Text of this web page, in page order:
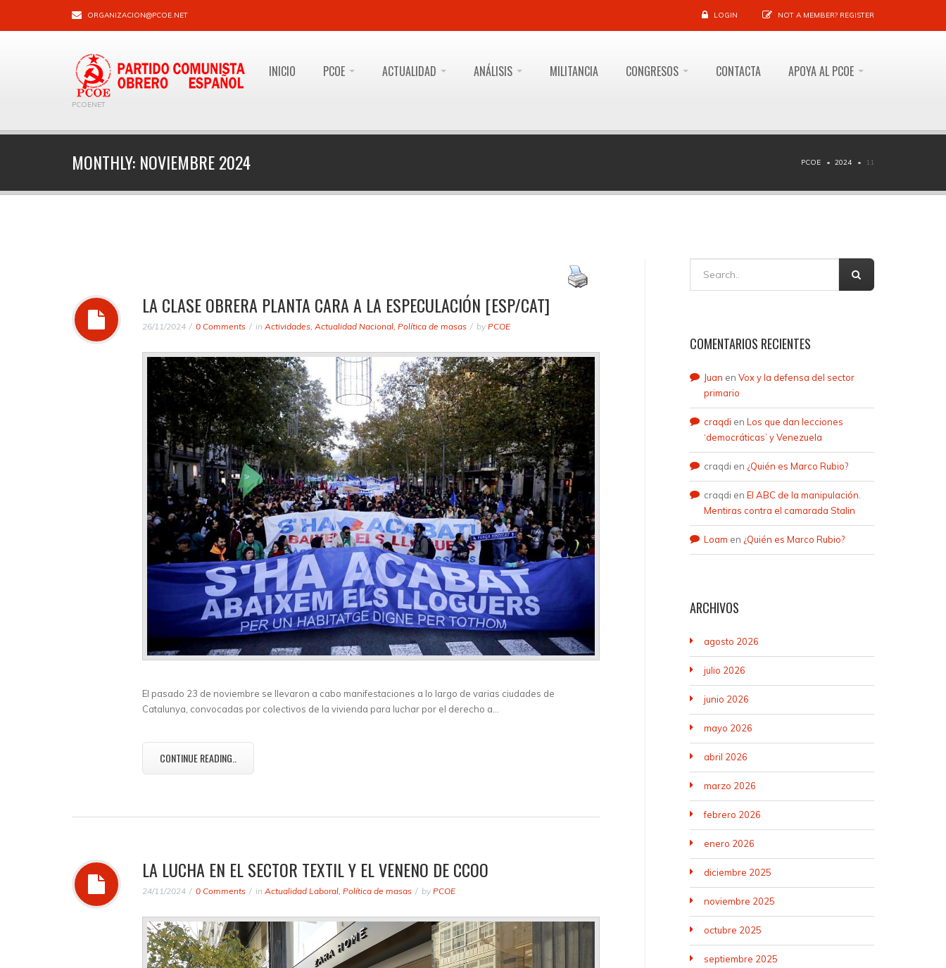
ORGANIZACION@PCOE.NET LOGIN NOT A MEMBER? REGISTER
PCOENET
INICIO PCOE ACTUALIDAD ANÁLISIS MILITANCIA CONGRESOS CONTACTA APOYA AL PCOE
MONTHLY: NOVIEMBRE 2024 PCOE 2024 11
LA CLASE OBRERA PLANTA CARA A LA ESPECULACIÓN [ESP/CAT]
26/11/2024 0 Comments in Actividades, Actualidad Nacional, Política de masas by PCOE
El pasado 23 de noviembre se llevaron a cabo manifestaciones a lo largo de varias ciudades de
Catalunya, convocadas por colectivos de la vivienda para luchar por el derecho a…
CONTINUE READING..
LA LUCHA EN EL SECTOR TEXTIL Y EL VENENO DE CCOO
24/11/2024 0 Comments in Actualidad Laboral Política de masas by PCOE
COMENTARIOS RECIENTES
Juan en Vox y la defensa del sector
primario
craqdi en Los que dan lecciones
‘democráticas’ y Venezuela
craqdi en ¿Quién es Marco Rubio?
craqdi en El ABC de la manipulación.
Mentiras contra el camarada Stalin
Loam en ¿Quién es Marco Rubio?
ARCHIVOS
agosto 2026
julio 2026
junio 2026
mayo 2026
abril 2026
marzo 2026
febrero 2026
enero 2026
diciembre 2025
noviembre 2025
octubre 2025
septiembre 2025